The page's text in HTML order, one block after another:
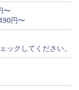
〜
円〜
ックしてください。